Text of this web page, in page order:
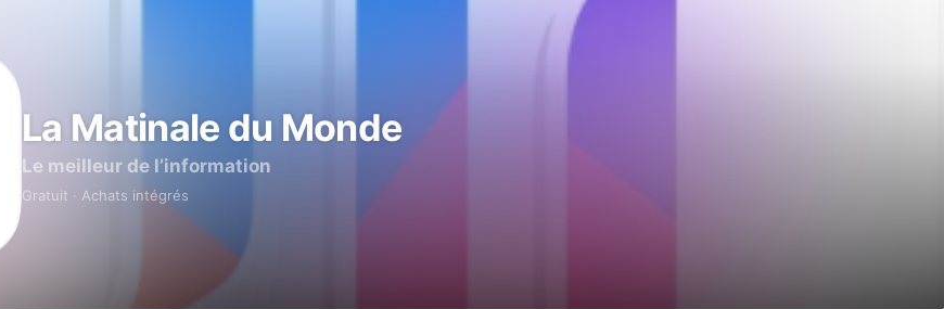
La Matinale du Monde
Le meilleur de l’information
Gratuit · Achats intégrés